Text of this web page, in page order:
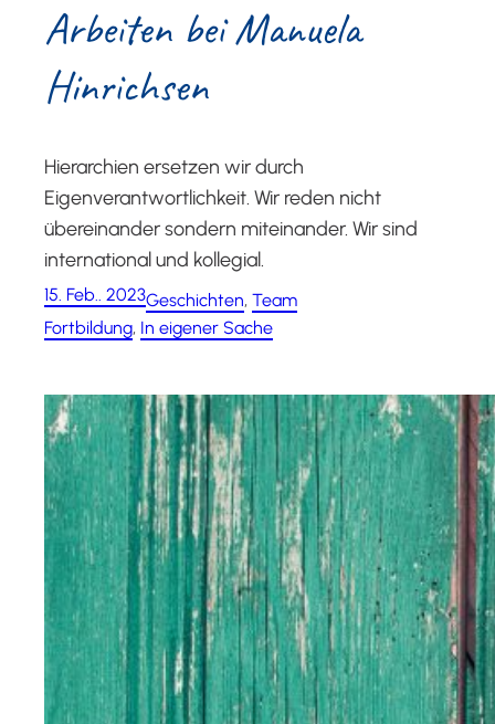
Arbei­ten bei Manue­la
Hinrichsen
Hierarchien ersetzen wir durch
Eigenverantwortlichkeit. Wir reden nicht
übereinander sondern miteinander. Wir sind
international und kollegial.
15. Feb.. 2023Geschichten, Team
Fortbildung, In eigener Sache